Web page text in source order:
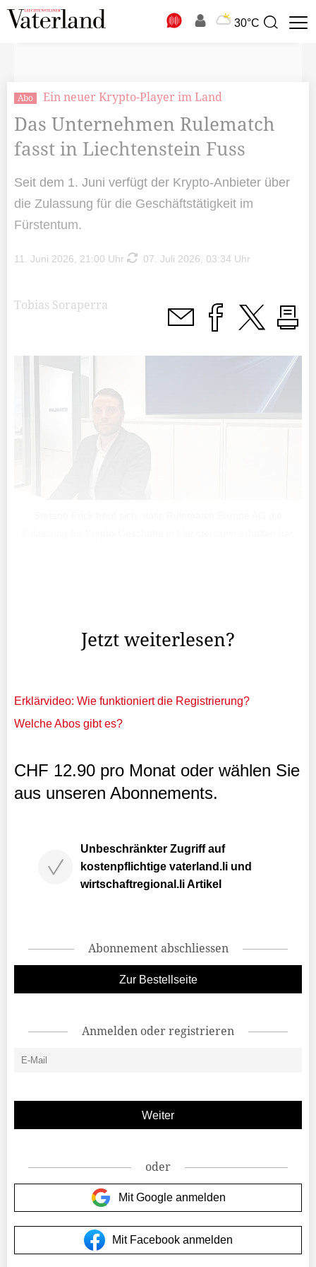
30°C
Suchbegriff
Abo Ein neuer Krypto-Player im Land
Das Unternehmen Rulematch
fasst in Liechtenstein Fuss
Seit dem 1. Juni verfügt der Krypto-Anbieter über
die Zulassung für die Geschäftstätigkeit im
Fürstentum.
11. Juni 2026, 21:00 Uhr 07. Juli 2026, 03:34 Uhr
Tobias Soraperra
Jetzt weiterlesen?
Erklärvideo: Wie funktioniert die Registrierung?
Welche Abos gibt es?
CHF 12.90 pro Monat oder wählen Sie
aus unseren Abonnements.
Unbeschränkter Zugriff auf
kostenpflichtige vaterland.li und
wirtschaftregional.li Artikel
Abonnement abschliessen
Zur Bestellseite
Anmelden oder registrieren
oder
Mit Google anmelden
Mit Facebook anmelden